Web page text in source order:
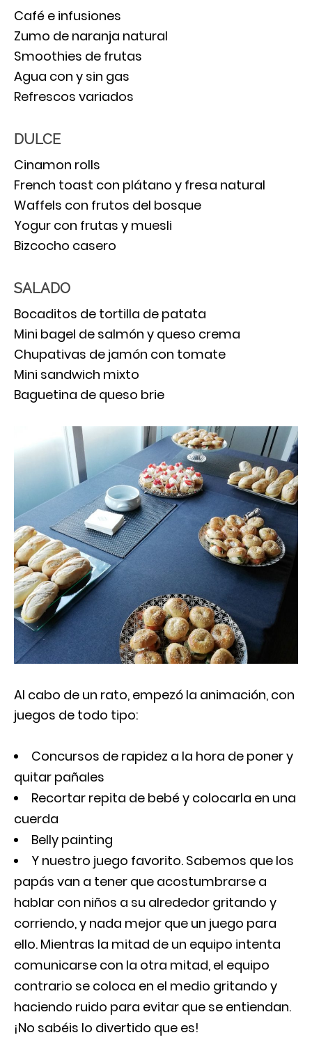
Café e infusiones
Zumo de naranja natural
Smoothies de frutas
Agua con y sin gas
Refrescos variados
DULCE
Cinamon rolls
French toast con plátano y fresa natural
Waffels con frutos del bosque
Yogur con frutas y muesli
Bizcocho casero
SALADO
Bocaditos de tortilla de patata
Mini bagel de salmón y queso crema
Chupativas de jamón con tomate
Mini sandwich mixto
Baguetina de queso brie
Al cabo de un rato, empezó la animación, con
juegos de todo tipo:
Concursos de rapidez a la hora de poner y
quitar pañales
Recortar repita de bebé y colocarla en una
cuerda
Belly painting
Y nuestro juego favorito. Sabemos que los
papás van a tener que acostumbrarse a
hablar con niños a su alrededor gritando y
corriendo, y nada mejor que un juego para
ello. Mientras la mitad de un equipo intenta
comunicarse con la otra mitad, el equipo
contrario se coloca en el medio gritando y
haciendo ruido para evitar que se entiendan.
¡No sabéis lo divertido que es!